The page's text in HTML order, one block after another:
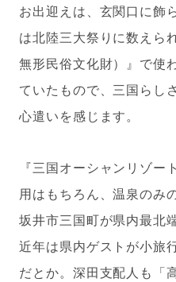
お出迎えは、玄関口に飾
は北陸三大祭りに数えら
無形民俗文化財）』で使
ていたもので、三国らし
心遣いを感じます。
『三国オーシャンリゾー
用はもちろん、温泉のみ
坂井市三国町が県内最北
近年は県内ゲストが小旅
だとか。深田支配人も「